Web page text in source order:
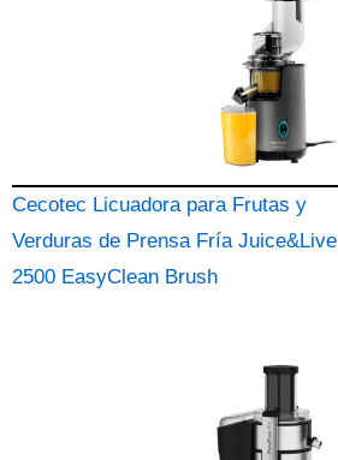
Cecotec Licuadora para Frutas y
Verduras de Prensa Fría Juice&Live
2500 EasyClean Brush